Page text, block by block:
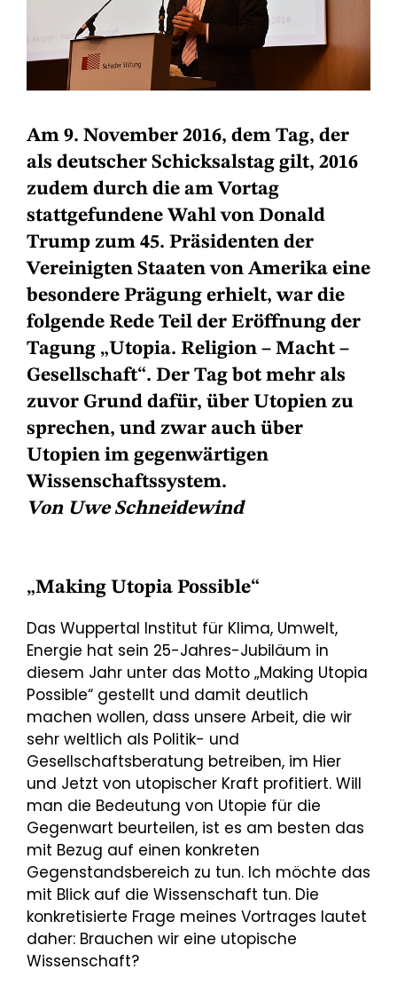
Am 9. November 2016, dem Tag, der
als deutscher Schicksalstag gilt, 2016
zudem durch die am Vortag
stattgefundene Wahl von Donald
Trump zum 45. Präsidenten der
Vereinigten Staaten von Amerika eine
besondere Prägung erhielt, war die
folgende Rede Teil der Eröffnung der
Tagung „Utopia. Religion – Macht –
Gesellschaft“. Der Tag bot mehr als
zuvor Grund dafür, über Utopien zu
sprechen, und zwar auch über
Utopien im gegenwärtigen
Wissenschaftssystem.
Von Uwe Schneidewind
„Making Utopia Possible“
Das Wuppertal Institut für Klima, Umwelt,
Energie hat sein 25-Jahres-Jubiläum in
diesem Jahr unter das Motto „Making Utopia
Possible“ gestellt und damit deutlich
machen wollen, dass unsere Arbeit, die wir
sehr weltlich als Politik- und
Gesellschaftsberatung betreiben, im Hier
und Jetzt von utopischer Kraft profitiert. Will
man die Bedeutung von Utopie für die
Gegenwart beurteilen, ist es am besten das
mit Bezug auf einen konkreten
Gegenstandsbereich zu tun. Ich möchte das
mit Blick auf die Wissenschaft tun. Die
konkretisierte Frage meines Vortrages lautet
daher: Brauchen wir eine utopische
Wissenschaft?